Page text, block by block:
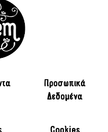
Προσωπικά
Δεδομένα